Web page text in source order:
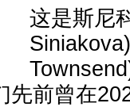
这是斯尼
先前曾在